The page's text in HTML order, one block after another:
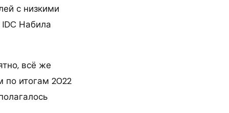
с низкими
Набила
всё же
по итогам 2022